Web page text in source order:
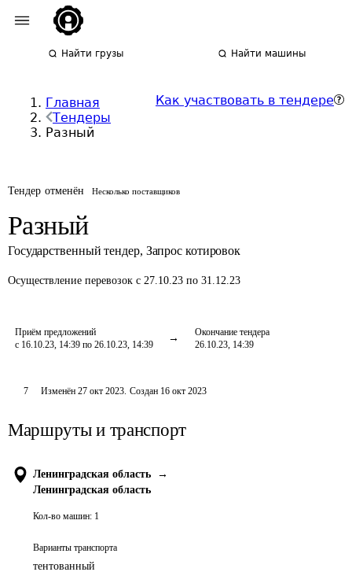
Найти грузы Найти машины
Главная
Тендеры
Разный
Как участвовать в тендере
Тендер отменён Несколько поставщиков
Разный
Государственный тендер, Запрос котировок
Осуществление перевозок с 27.10.23 по 31.12.23
Приём предложений
с 16.10.23, 14:39 по 26.10.23, 14:39
Окончание тендера
26.10.23, 14:39
7 Изменён 27 окт 2023. Создан 16 окт 2023
Маршруты и транспорт
Ленинградская область
→
Ленинградская область
Кол-во машин: 1
Варианты транспорта
тентованный